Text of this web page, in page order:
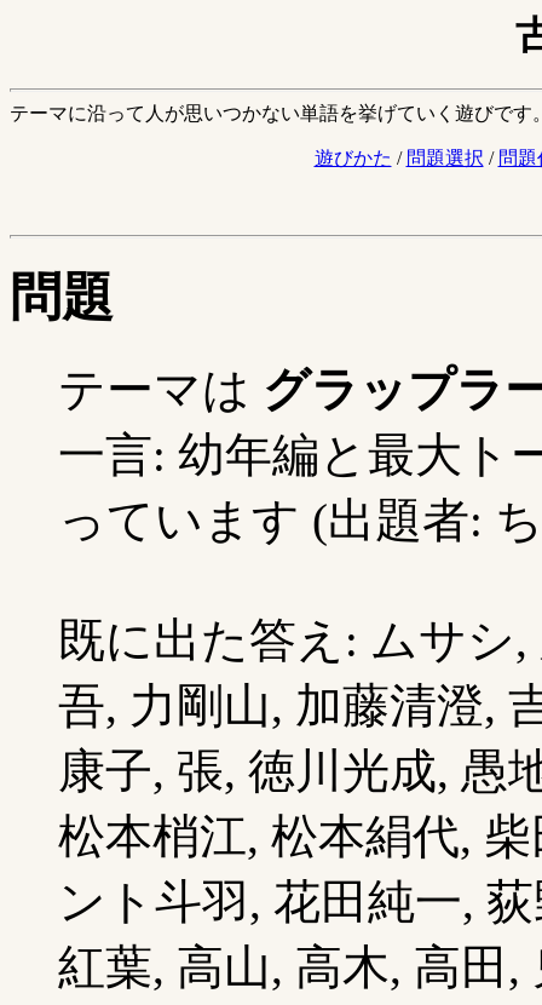
テーマに沿って人が思いつかない単語を挙げていく遊びです
遊びかた / 問題選択 / 問題
問題
テーマは グラップラ
一言: 幼年編と最大ト
っています (出題者:
既に出た答え: ムサシ
吾, 力剛山, 加藤清澄,
康子, 張, 徳川光成, 愚
松本梢江, 松本絹代,
ント斗羽, 花田純一,
紅葉, 高山, 高木, 高田,